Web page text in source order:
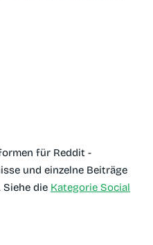
für Reddit -
und einzelne Beiträge
die Kategorie Social